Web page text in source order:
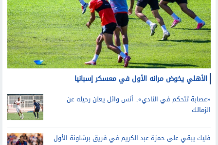
الأهلي يخوض مرانه الأول في معسكر إسبانيا
«عصابة تتحكم في النادي».. أنس وائل يعلن رحيله عن
الزمالك
فليك يبقي على حمزة عبد الكريم في فريق برشلونة الأول